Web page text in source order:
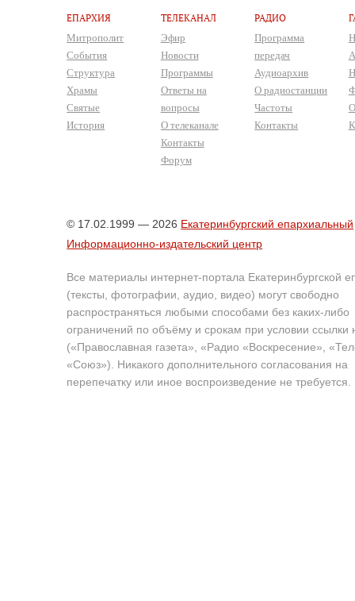
ЕПАРХИЯ
Митрополит
События
Структура
Храмы
Святые
История
ТЕЛЕКАНАЛ
Эфир
Новости
Программы
Ответы на
вопросы
О телеканале
Контакты
Форум
РАДИО
Программа
передач
Аудиоархив
О радиостанции
Частоты
Контакты
© 17.02.1999 — 2026 Екатеринбургский епархиальный
Информационно-издательский центр
Все материалы интернет-портала Екатеринбургской
(тексты, фотографии, аудио, видео) могут свободно
распространяться любыми способами без каких-либо
ограничений по объёму и срокам при условии ссылки
(«Православная газета», «Радио «Воскресение»,
«Союз»). Никакого дополнительного согласования на
перепечатку или иное воспроизведение не требуется.